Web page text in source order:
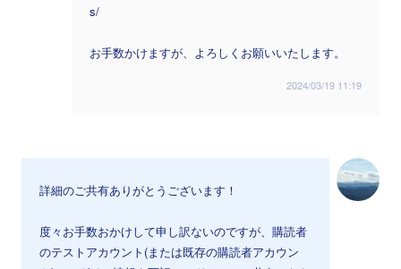
s/
お手数かけますが、よろしくお願いいたします。
2024/03/19 11:19
詳細のご共有ありがとうございます！
度々お手数おかけして申し訳ないのですが、購読者
のテストアカウント(または既存の購読者アカウン